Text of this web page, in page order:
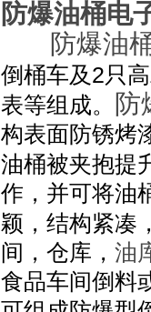
防爆油桶电
防爆油
倒桶车及 2只
表等组成。
防
构表面防锈烤
油桶被夹抱提
作，并可将油
颖，结构紧凑
间，仓库， 油
食品车间倒料